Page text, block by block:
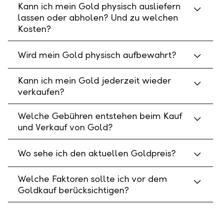
Kann ich mein Gold physisch ausliefern
lassen oder abholen? Und zu welchen
Kosten?
Wird mein Gold physisch aufbewahrt?
Kann ich mein Gold jederzeit wieder
verkaufen?
Welche Gebühren entstehen beim Kauf
und Verkauf von Gold?
Wo sehe ich den aktuellen Goldpreis?
Welche Faktoren sollte ich vor dem
Goldkauf berücksichtigen?